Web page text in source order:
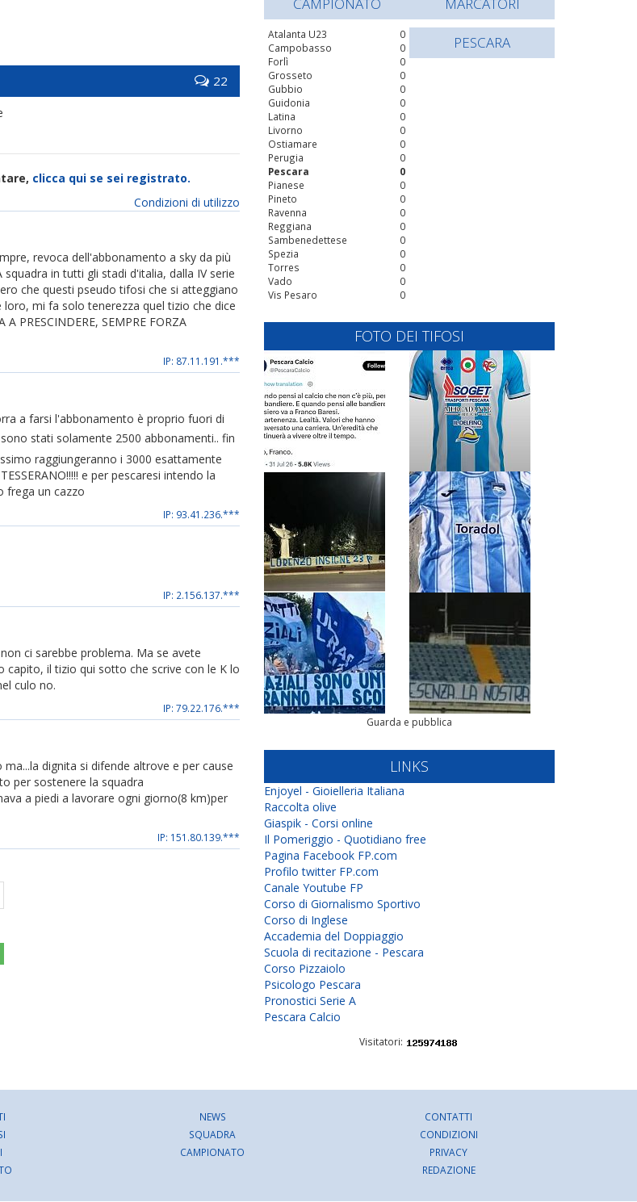
22
clicca qui se sei registrato.
Condizioni di utilizzo
revoca dell'abbonamento a sky da più
in tutti gli stadi d'italia, dalla IV serie
che questi pseudo tifosi che si atteggiano
mi fa solo tenerezza quel tizio che dice
PRESCINDERE, SEMPRE FORZA
IP: 87.11.191.***
a farsi l'abbonamento è proprio fuori di
stati solamente 2500 abbonamenti.. fin
raggiungeranno i 3000 esattamente
e per pescaresi intendo la
frega un cazzo
IP: 93.41.236.***
IP: 2.156.137.***
ci sarebbe problema. Ma se avete
il tizio qui sotto che scrive con le K lo
culo no.
IP: 79.22.176.***
dignita si difende altrove e per cause
per sostenere la squadra
a piedi a lavorare ogni giorno(8 km)per
IP: 151.80.139.***
0
Atalanta U23
0
Campobasso
0
Forlì
0
Grosseto
0
Gubbio
0
Guidonia
0
Latina
0
Livorno
0
Ostiamare
0
Perugia
0
Pescara
0
Pianese
0
Pineto
0
Ravenna
0
Reggiana
0
Sambenedettese
0
Spezia
0
Torres
0
Vado
0
Vis Pesaro
PESCARA
FOTO DEI TIFOSI
Guarda e pubblica
LINKS
Enjoyel - Gioielleria Italiana
Raccolta olive
Giaspik - Corsi online
Il Pomeriggio - Quotidiano free
Pagina Facebook FP.com
Profilo twitter FP.com
Canale Youtube FP
Corso di Giornalismo Sportivo
Corso di Inglese
Accademia del Doppiaggio
Scuola di recitazione - Pescara
Corso Pizzaiolo
Psicologo Pescara
Pronostici Serie A
Pescara Calcio
Visitatori:
NEWS
SQUADRA
CAMPIONATO
CONTATTI
CONDIZIONI
PRIVACY
REDAZIONE